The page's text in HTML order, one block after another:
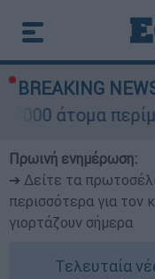
BREAKING
τον
Πρωινή ενημέρωση:
➔ Δείτε τα
περισσότερα για τον
γιορτάζουν σήμερα
Τελευταία